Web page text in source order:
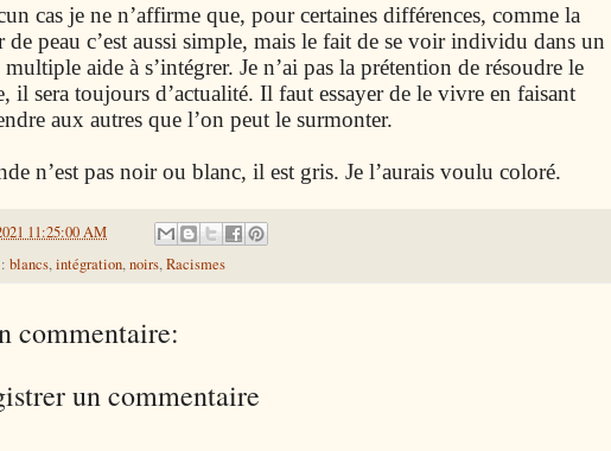
cas je ne n’affirme que, pour certaines différences, comme la
de peau c’est aussi simple, mais le fait de se voir individu dans un
aide à s’intégrer. Je n’ai pas la prétention de résoudre le
il sera toujours d’actualité. Il faut essayer de le vivre en faisant
aux autres que l’on peut le surmonter.
n’est pas noir ou blanc, il est gris. Je l’aurais voulu coloré.
11:25:00 AM
blancs,intégration,noirs,Racismes
commentaire:
un commentaire